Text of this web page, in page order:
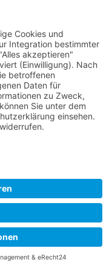
hat ein
fehlerfreien
Website –
erfasst werden.
aus dem
Bearbeitung der
bei uns
nicht ohne Ihre
auf Grundlage